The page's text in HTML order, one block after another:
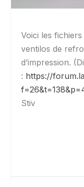
Voici les
ventilos de
d’impression.
: https://
Stiv